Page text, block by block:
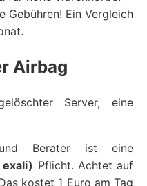
Gebühren! Ein Vergleich
Airbag
Server, eine
Berater ist eine
Pflicht. Achtet auf
kostet 1 Euro am Tag